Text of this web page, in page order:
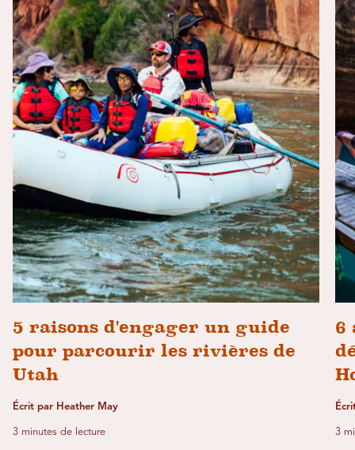
5 raisons d'engager un guide
pour parcourir les rivières de
Utah
Écrit par Heather May
3 minutes de lecture
6
3